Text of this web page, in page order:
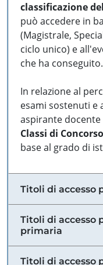
classificazione
può accedere in
(Magistrale,
ciclo unico) e
che ha conseguito.
In relazione al
esami sostenuti
aspirante docente
Classi di Concorso
base al grado di
Titoli di accesso
Titoli di accesso
primaria
Titoli di accesso